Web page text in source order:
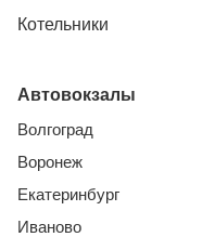
Котельники
Автовокзалы
Волгоград
Воронеж
Екатеринбург
Иваново